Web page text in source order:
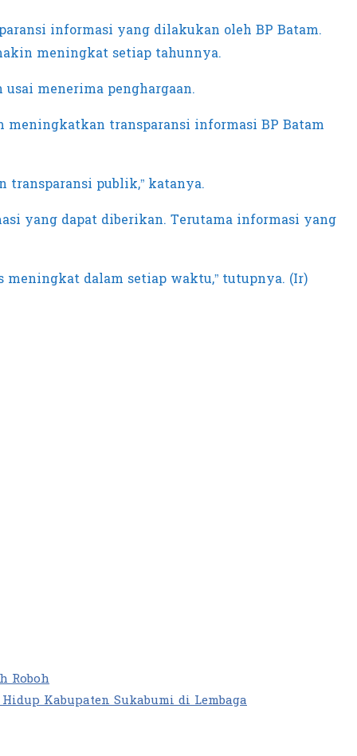
informasi yang dilakukan oleh BP Batam.
meningkat setiap tahunnya.
menerima penghargaan.
transparansi informasi BP Batam
publik,” katanya.
yang dapat diberikan. Terutama informasi yang
meningkat dalam setiap waktu,” tutupnya. (Ir)
Roboh
Kabupaten Sukabumi di Lembaga